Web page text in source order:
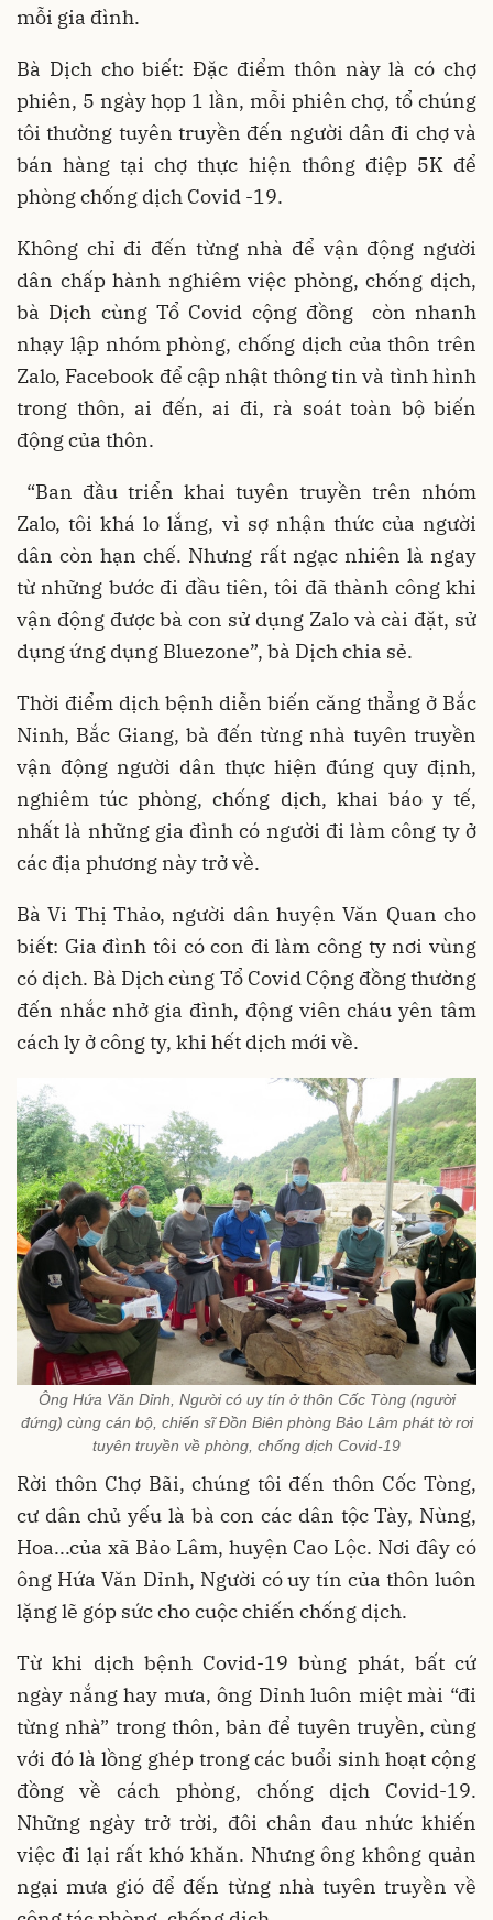
mỗi gia đình.
Bà Dịch cho biết: Đặc điểm thôn này là có chợ
phiên, 5 ngày họp 1 lần, mỗi phiên chợ, tổ chúng
tôi thường tuyên truyền đến người dân đi chợ và
bán hàng tại chợ thực hiện thông điệp 5K để
phòng chống dịch Covid -19.
Không chỉ đi đến từng nhà để vận động người
dân chấp hành nghiêm việc phòng, chống dịch,
bà Dịch cùng Tổ Covid cộng đồng còn nhanh
nhạy lập nhóm phòng, chống dịch của thôn trên
Zalo, Facebook để cập nhật thông tin và tình hình
trong thôn, ai đến, ai đi, rà soát toàn bộ biến
động của thôn.
“Ban đầu triển khai tuyên truyền trên nhóm
Zalo, tôi khá lo lắng, vì sợ nhận thức của người
dân còn hạn chế. Nhưng rất ngạc nhiên là ngay
từ những bước đi đầu tiên, tôi đã thành công khi
vận động được bà con sử dụng Zalo và cài đặt, sử
dụng ứng dụng Bluezone”, bà Dịch chia sẻ.
Thời điểm dịch bệnh diễn biến căng thẳng ở Bắc
Ninh, Bắc Giang, bà đến từng nhà tuyên truyền
vận động người dân thực hiện đúng quy định,
nghiêm túc phòng, chống dịch, khai báo y tế,
nhất là những gia đình có người đi làm công ty ở
các địa phương này trở về.
Bà Vi Thị Thảo, người dân huyện Văn Quan cho
biết: Gia đình tôi có con đi làm công ty nơi vùng
có dịch. Bà Dịch cùng Tổ Covid Cộng đồng thường
đến nhắc nhở gia đình, động viên cháu yên tâm
cách ly ở công ty, khi hết dịch mới về.
Ông Hứa Văn Dỉnh, Người có uy tín ở thôn Cốc Tòng (người
đứng) cùng cán bộ, chiến sĩ Đồn Biên phòng Bảo Lâm phát tờ rơi
tuyên truyền về phòng, chống dịch Covid-19
Rời thôn Chợ Bãi, chúng tôi đến thôn Cốc Tòng,
cư dân chủ yếu là bà con các dân tộc Tày, Nùng,
Hoa...của xã Bảo Lâm, huyện Cao Lộc. Nơi đây có
ông Hứa Văn Dỉnh, Người có uy tín của thôn luôn
lặng lẽ góp sức cho cuộc chiến chống dịch.
Từ khi dịch bệnh Covid-19 bùng phát, bất cứ
ngày nắng hay mưa, ông Dỉnh luôn miệt mài “đi
từng nhà” trong thôn, bản để tuyên truyền, cùng
với đó là lồng ghép trong các buổi sinh hoạt cộng
đồng về cách phòng, chống dịch Covid-19.
Những ngày trở trời, đôi chân đau nhức khiến
việc đi lại rất khó khăn. Nhưng ông không quản
ngại mưa gió để đến từng nhà tuyên truyền về